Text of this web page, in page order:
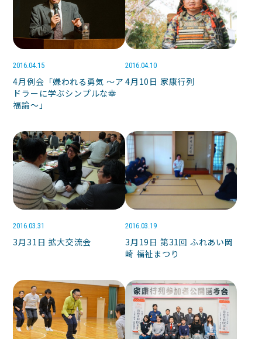
2016.04.15
4月例会「嫌われる勇気 〜ア
ドラーに学ぶシンプルな幸
福論〜」
2016.04.10
4月10日 家康行列
2016.03.31
3月31日 拡大交流会
2016.03.19
3月19日 第31回 ふれあい岡
崎 福祉まつり